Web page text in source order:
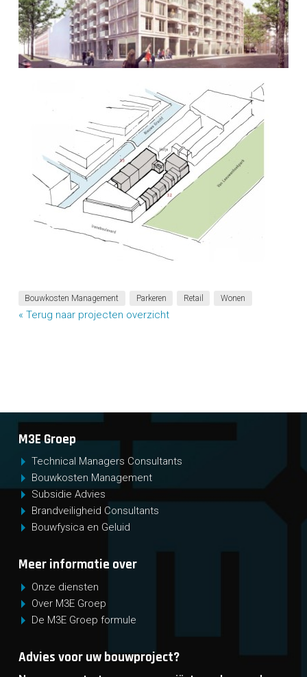
Bouwkosten Management Parkeren Retail Wonen
« Terug naar projecten overzicht
M3E Groep
Technical Managers Consultants
Bouwkosten Management
Subsidie Advies
Brandveiligheid Consultants
Bouwfysica en Geluid
Meer informatie over
Onze diensten
Over M3E Groep
De M3E Groep formule
Advies voor uw bouwproject?